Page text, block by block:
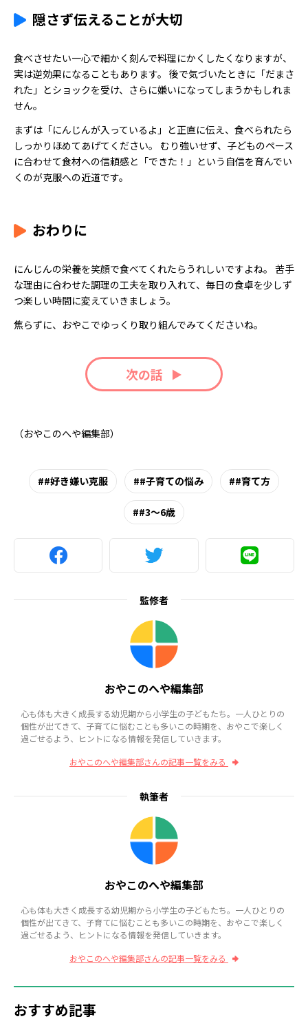
隠さず伝えることが大切
食べさせたい一心で細かく刻んで料理にかくしたくなりますが、
実は逆効果になることもあります。 後で気づいたときに「だまさ
れた」とショックを受け、さらに嫌いになってしまうかもしれま
せん。
まずは「にんじんが入っているよ」と正直に伝え、食べられたら
しっかりほめてあげてください。 むり強いせず、子どものペース
に合わせて食材への信頼感と「できた！」という自信を育んでい
くのが克服への近道です。
おわりに
にんじんの栄養を笑顔で食べてくれたらうれしいですよね。 苦手
な理由に合わせた調理の工夫を取り入れて、毎日の食卓を少しず
つ楽しい時間に変えていきましょう。
焦らずに、おやこでゆっくり取り組んでみてくださいね。
次の話
（おやこのへや編集部）
#好き嫌い克服 #子育ての悩み #育て方
#3～6歳
監修者
おやこのへや編集部
心も体も大きく成長する幼児期から小学生の子どもたち。一人ひとりの
個性が出てきて、子育てに悩むことも多いこの時期を、おやこで楽しく
過ごせるよう、ヒントになる情報を発信していきます。
おやこのへや編集部さんの記事一覧をみる
執筆者
おやこのへや編集部
心も体も大きく成長する幼児期から小学生の子どもたち。一人ひとりの
個性が出てきて、子育てに悩むことも多いこの時期を、おやこで楽しく
過ごせるよう、ヒントになる情報を発信していきます。
おやこのへや編集部さんの記事一覧をみる
おすすめ記事